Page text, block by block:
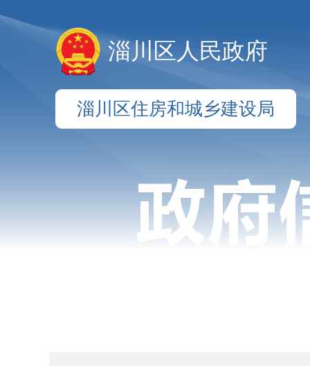
淄川区人民政府
淄川区住房和城乡建设局